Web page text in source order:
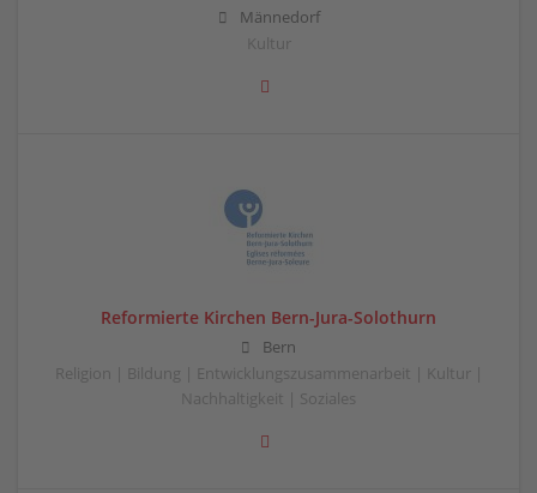
Männedorf
Kultur
Reformierte Kirchen Bern-Jura-Solothurn
Bern
Religion | Bildung | Entwicklungszusammenarbeit | Kultur |
Nachhaltigkeit | Soziales